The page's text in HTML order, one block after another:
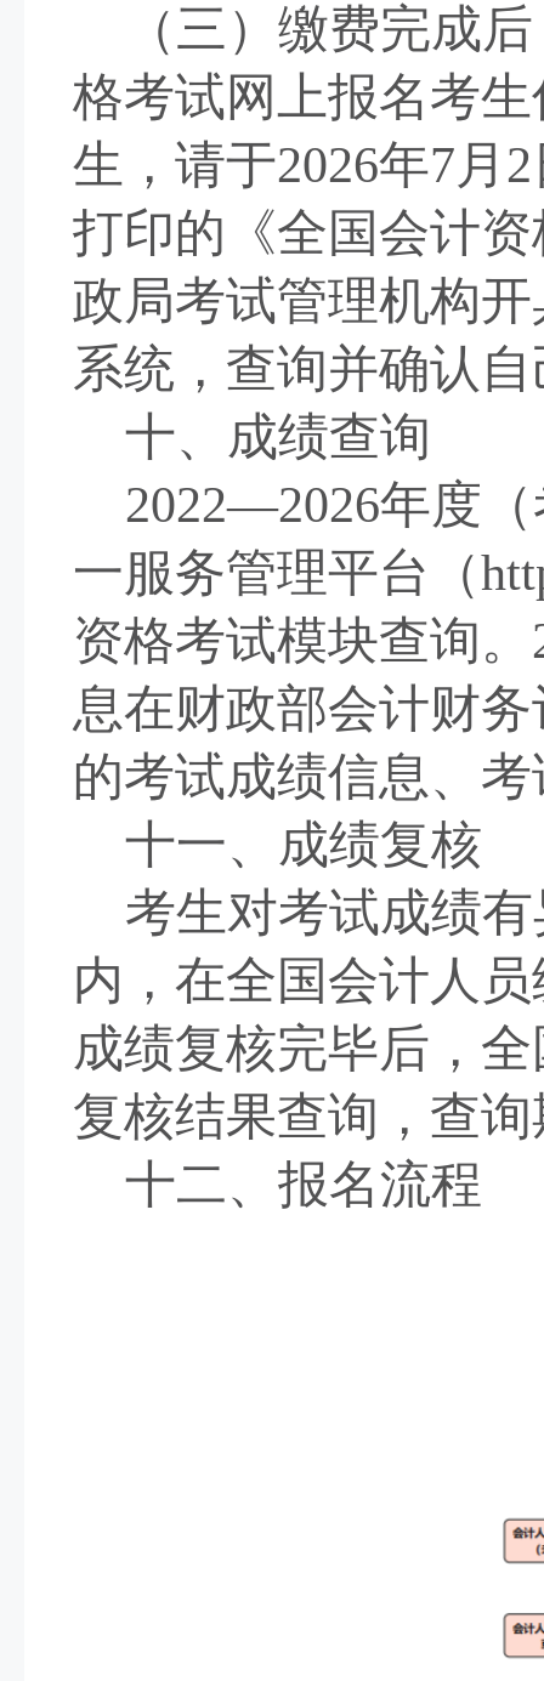
（三）缴费完成
格考试网上报名考
生，请于2026年7月 2
打印的《全国会计
政局考试管理机构
系统，查询并确认
十、成绩查询
2022—2026年度
一服务管理平台（
资格考试模块查询。
息在财政部会计财
的考试成绩信息、
十一、成绩复核
考生对考试成绩
内，在全国会计人
成绩复核完毕后，
复核结果查询，查
十二、报名流程